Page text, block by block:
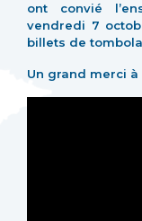
ont convié
vendredi 7
billets de
Un grand merci à